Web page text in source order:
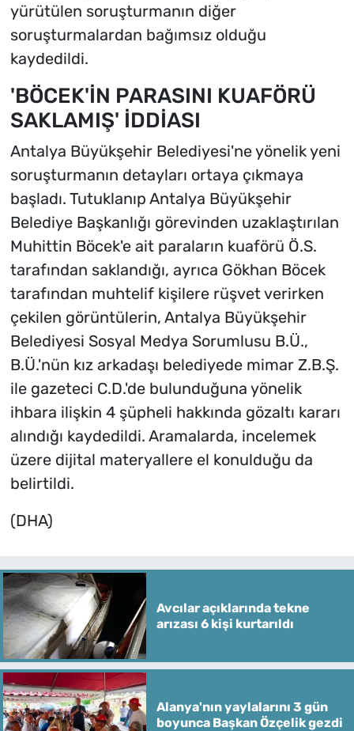
yürütülen soruşturmanın diğer
soruşturmalardan bağımsız olduğu
kaydedildi.
'BÖCEK'İN PARASINI KUAFÖRÜ
SAKLAMIŞ' İDDİASI
Antalya Büyükşehir Belediyesi'ne yönelik yeni
soruşturmanın detayları ortaya çıkmaya
başladı. Tutuklanıp Antalya Büyükşehir
Belediye Başkanlığı görevinden uzaklaştırılan
Muhittin Böcek'e ait paraların kuaförü Ö.S.
tarafından saklandığı, ayrıca Gökhan Böcek
tarafından muhtelif kişilere rüşvet verirken
çekilen görüntülerin, Antalya Büyükşehir
Belediyesi Sosyal Medya Sorumlusu B.Ü.,
B.Ü.'nün kız arkadaşı belediyede mimar Z.B.Ş.
ile gazeteci C.D.'de bulunduğuna yönelik
ihbara ilişkin 4 şüpheli hakkında gözaltı kararı
alındığı kaydedildi. Aramalarda, incelemek
üzere dijital materyallere el konulduğu da
belirtildi.
(DHA)
Avcılar açıklarında tekne
arızası 6 kişi kurtarıldı
Alanya'nın yaylalarını 3 gün
boyunca Başkan Özçelik gezdi